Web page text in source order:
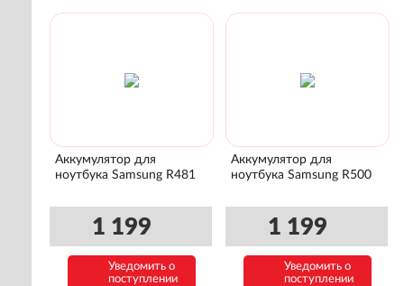
Аккумулятор для
ноутбука Samsung R481
1 199
Уведомить о
поступлении
Аккумулятор для
ноутбука Samsung R500
1 199
Уведомить о
поступлении